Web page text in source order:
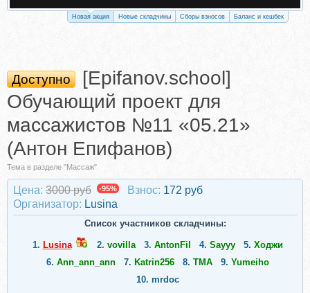
Новая акция Новые складчины Сборы взносов Баланс и кешбек
Доступно
[Epifanov.school]
Обучающий проект для
массажистов №11 «05.21»
(Антон Епифанов)
Тема в разделе "Массаж"
Цена: 3000 руб -95% Взнос: 172 руб
Организатор: Lusina
Список участников складчины:
1. Lusina 2. vovilla 3. AntonFil 4. Sayyy 5. Ходжи
6. Ann_ann_ann 7. Katrin256 8. ТМА 9. Yumeiho
10. mrdoc